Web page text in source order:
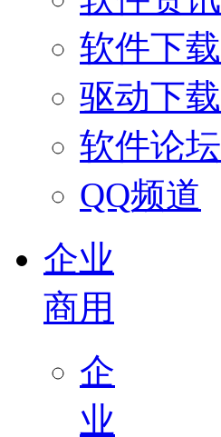
软件下载
驱动下载
软件论坛
QQ频道
企业
商用
企
业